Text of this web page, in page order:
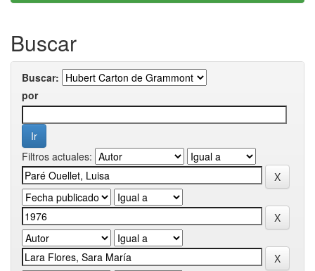
Buscar
Buscar:
por
Filtros actuales: